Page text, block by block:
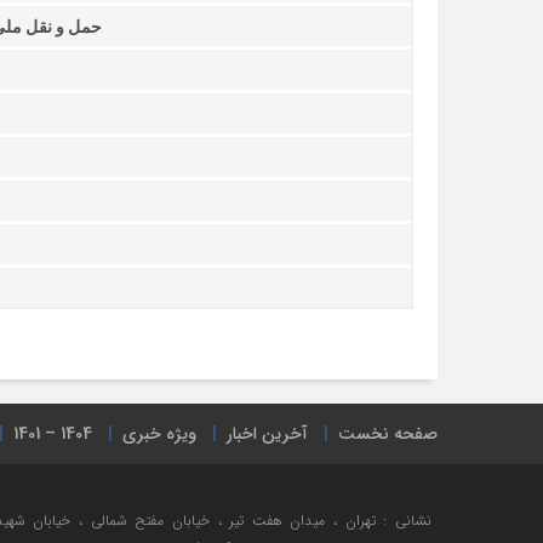
حمل و نقل
صفحه نخست آخرین اخبار ویژه خبری 1404 – 1401